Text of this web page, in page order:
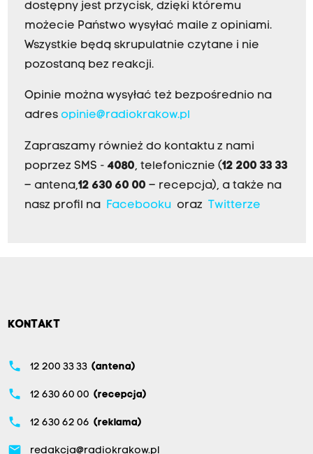
dostępny jest przycisk, dzięki któremu
możecie Państwo wysyłać maile z opiniami.
Wszystkie będą skrupulatnie czytane i nie
pozostaną bez reakcji.
Opinie można wysyłać też bezpośrednio na
adres opinie@radiokrakow.pl
Zapraszamy również do kontaktu z nami
poprzez SMS - 4080, telefonicznie (12 200 33 33
– antena,12 630 60 00 – recepcja), a także na
nasz profil na
Facebookuoraz Twitterze
KONTAKT
phone 12 200 33 33 (antena)
phone 12 630 60 00 (recepcja)
phone 12 630 62 06 (reklama)
email redakcja@radiokrakow.pl